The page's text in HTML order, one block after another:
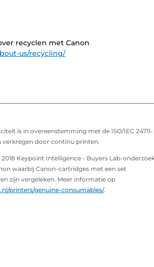
recyclen met Canon
us/recycling/
is in overeenstemming met de ISO/IEC 24711-
verkregen door continu printen.
2018 Keypoint Intelligence - Buyers Lab-
waarbij Canon-cartridges met een set
zijn vergeleken. Meer informatie op
printers/genuine-consumables/.